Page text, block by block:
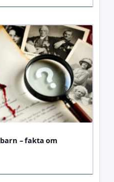
– fakta om